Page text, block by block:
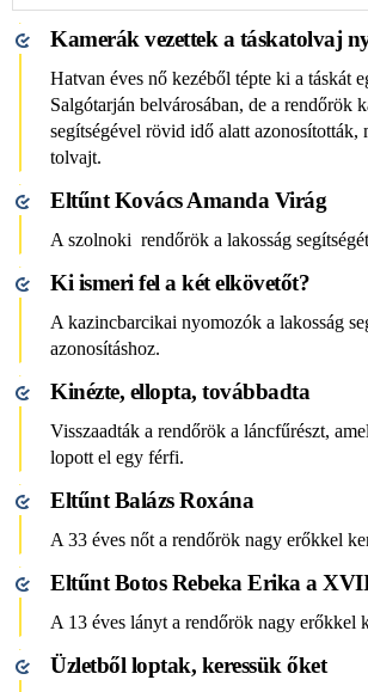
Kamerák vezettek a táskatolvaj
Hatvan éves nő kezéből tépte ki a táskát
Salgótarján belvárosában, de a rendőrök
segítségével rövid idő alatt azonosították,
tolvajt.
Eltűnt Kovács Amanda Virág
A szolnoki rendőrök a lakosság
Ki ismeri fel a két elkövetőt?
A kazincbarcikai nyomozók a lakosság
azonosításhoz.
Kinézte, ellopta, továbbadta
Visszaadták a rendőrök a láncfűrészt,
lopott el egy férfi.
Eltűnt Balázs Roxána
A 33 éves nőt a rendőrök nagy erőkkel
Eltűnt Botos Rebeka Erika a
A 13 éves lányt a rendőrök nagy erőkkel
Üzletből loptak, keressük őket